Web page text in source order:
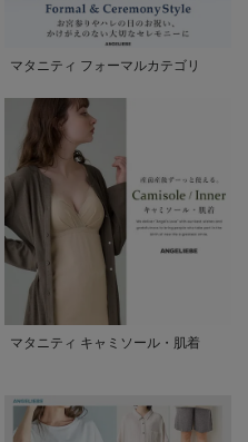
マタニティ フォーマルカテゴリ
マタニティ キャミソール・肌着